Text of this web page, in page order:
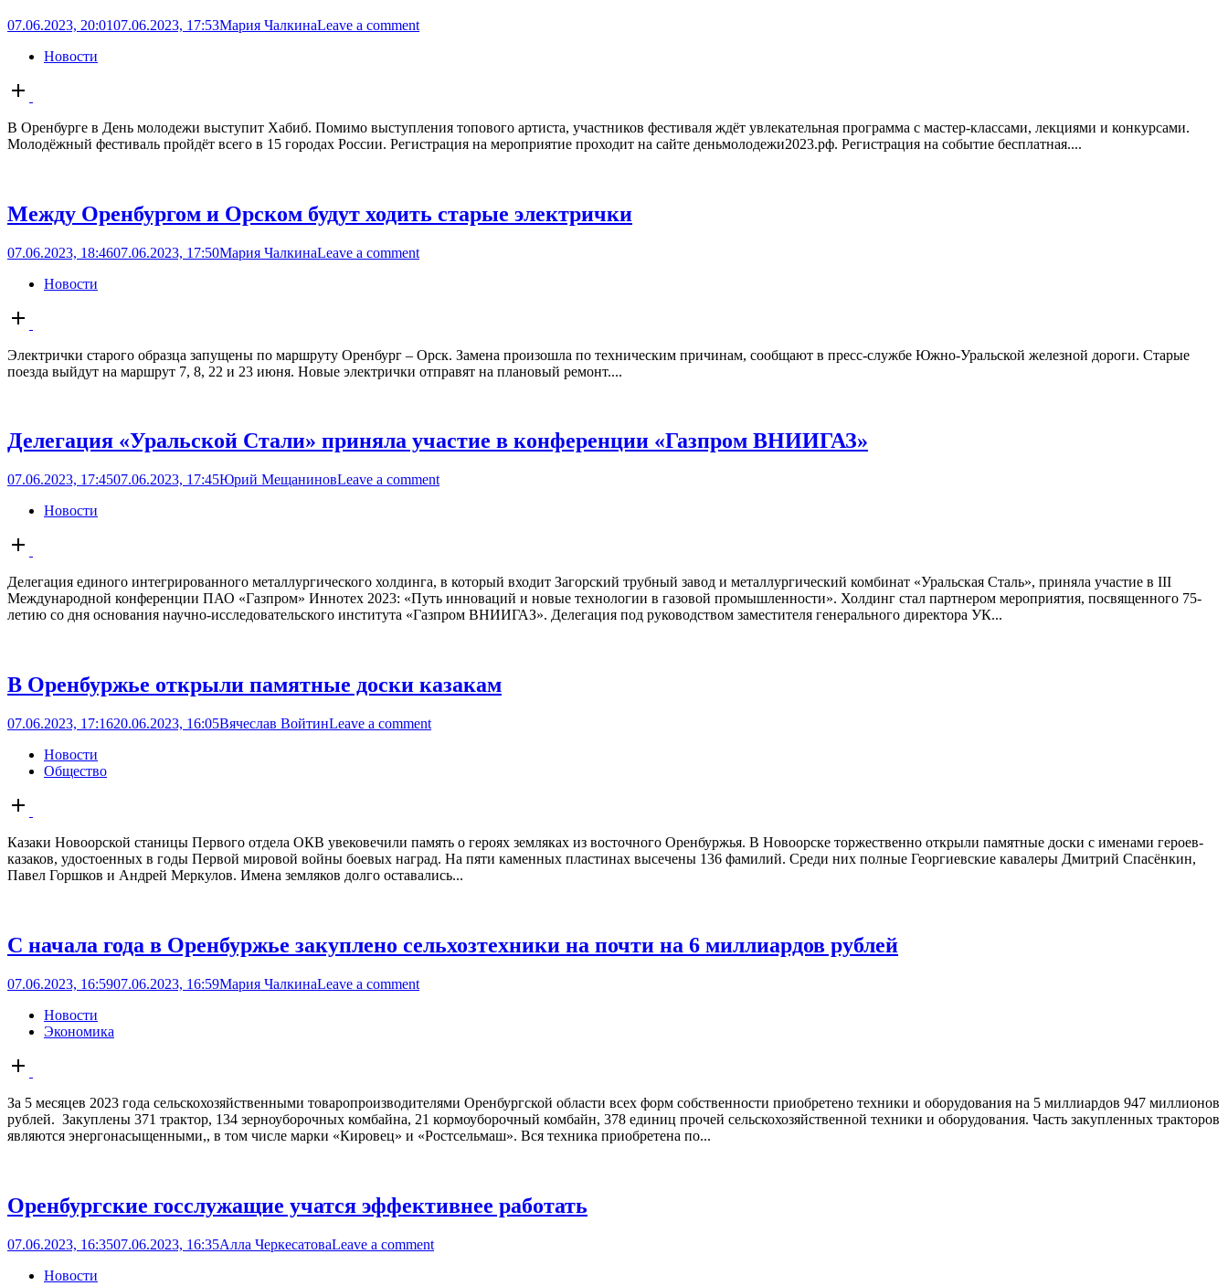
07.06.2023, 20:0107.06.2023, 17:53Мария ЧалкинаLeave a comment
Новости
Open
post
В Оренбурге в День молодежи выступит Хабиб. Помимо выступления топового артиста, участников фестиваля ждёт увлекательная программа с мастер-классами, лекциями и конкурсами.
Молодёжный фестиваль пройдёт всего в 15 городах России. Регистрация на мероприятие проходит на сайте деньмолодежи2023.рф. Регистрация на событие бесплатная....
Между Оренбургом и Орском будут ходить старые электрички
07.06.2023, 18:4607.06.2023, 17:50Мария ЧалкинаLeave a comment
Новости
Open
post
Электрички старого образца запущены по маршруту Оренбург – Орск. Замена произошла по техническим причинам, сообщают в пресс-службе Южно-Уральской железной дороги. Старые
поезда выйдут на маршрут 7, 8, 22 и 23 июня. Новые электрички отправят на плановый ремонт....
Делегация «Уральской Стали» приняла участие в конференции «Газпром ВНИИГАЗ»
07.06.2023, 17:4507.06.2023, 17:45Юрий МещаниновLeave a comment
Новости
Open
post
Делегация единого интегрированного металлургического холдинга, в который входит Загорский трубный завод и металлургический комбинат «Уральская Сталь», приняла участие в III
Международной конференции ПАО «Газпром» Иннотех 2023: «Путь инноваций и новые технологии в газовой промышленности». Холдинг стал партнером мероприятия, посвященного 75-
летию со дня основания научно-исследовательского института «Газпром ВНИИГАЗ». Делегация под руководством заместителя генерального директора УК...
В Оренбуржье открыли памятные доски казакам
07.06.2023, 17:1620.06.2023, 16:05Вячеслав ВойтинLeave a comment
Новости
Общество
Open
post
Казаки Новоорской станицы Первого отдела ОКВ увековечили память о героях земляках из восточного Оренбуржья. В Новоорске торжественно открыли памятные доски с именами героев-
казаков, удостоенных в годы Первой мировой войны боевых наград. На пяти каменных пластинах высечены 136 фамилий. Среди них полные Георгиевские кавалеры Дмитрий Спасёнкин,
Павел Горшков и Андрей Меркулов. Имена земляков долго оставались...
С начала года в Оренбуржье закуплено сельхозтехники на почти на 6 миллиардов рублей
07.06.2023, 16:5907.06.2023, 16:59Мария ЧалкинаLeave a comment
Новости
Экономика
Open
post
За 5 месяцев 2023 года сельскохозяйственными товаропроизводителями Оренбургской области всех форм собственности приобретено техники и оборудования на 5 миллиардов 947 миллионов
рублей. Закуплены 371 трактор, 134 зерноуборочных комбайна, 21 кормоуборочный комбайн, 378 единиц прочей сельскохозяйственной техники и оборудования. Часть закупленных тракторов
являются энергонасыщенными,, в том числе марки «Кировец» и «Ростсельмаш». Вся техника приобретена по...
Оренбургские госслужащие учатся эффективнее работать
07.06.2023, 16:3507.06.2023, 16:35Алла ЧеркесатоваLeave a comment
Новости